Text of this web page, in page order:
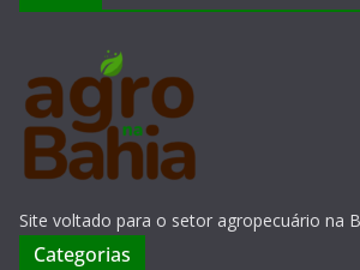
Site voltado para o setor agropecuário na
Categorias